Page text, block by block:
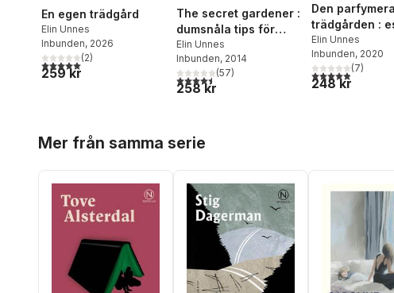
En egen trädgård
Elin Unnes
Inbunden, 2026
5,0utav 5 stjärnor. Totalt antal röster:
(2)
259 kr
The secret gardener :
dumsnåla tips för
nygamla odlare
Elin Unnes
Inbunden, 2014
4,5utav 5 stjärnor. Totalt antal röster:
(57)
258 kr
Den
trädgården :
rökelse,
potpurri
Elin Unnes
Inbunden, 2020
4,9utav 5(7)
248 kr
Mer från samma serie